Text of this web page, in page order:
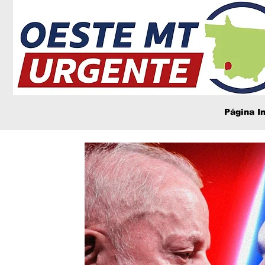
Página